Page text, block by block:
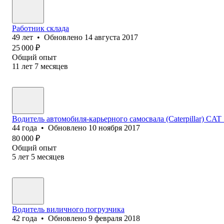
Работник склада
49 лет • Обновлено 14 августа 2017
25 000 ₽
Общий опыт
11 лет 7 месяцев
Водитель автомобиля-карьерного самосвала (Caterpillar) CAT
44 года • Обновлено 10 ноября 2017
80 000 ₽
Общий опыт
5 лет 5 месяцев
Водитель виличного погрузчика
42 года • Обновлено 9 февраля 2018